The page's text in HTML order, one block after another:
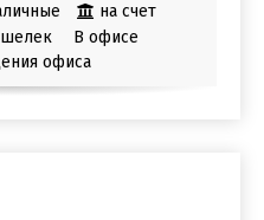
на счет
В офисе
офиса